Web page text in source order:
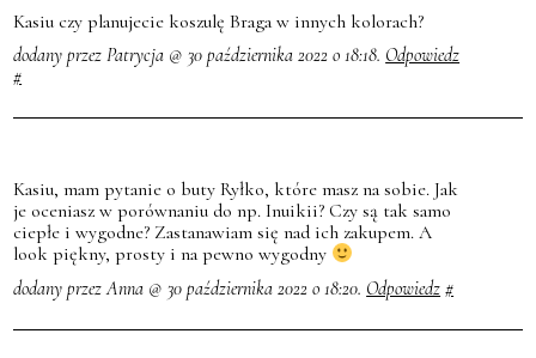
Kasiu czy planujecie koszulę Braga w innych kolorach?
dodany przez Patrycja @ 30 października 2022 o 18:18. Odpowiedz
#
Kasiu, mam pytanie o buty Ryłko, które masz na sobie. Jak
je oceniasz w porównaniu do np. Inuikii? Czy są tak samo
ciepłe i wygodne? Zastanawiam się nad ich zakupem. A
look piękny, prosty i na pewno wygodny
dodany przez Anna @ 30 października 2022 o 18:20. Odpowiedz #